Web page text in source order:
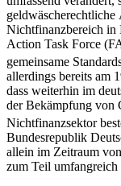
Nichtfinanzbereich in
Action Task Force
gemeinsame
allerdings bereits am
dass weiterhin im
der Bekämpfung von
Nichtfinanzsektor
Bundesrepublik
allein im Zeitraum
zum Teil umfangreich